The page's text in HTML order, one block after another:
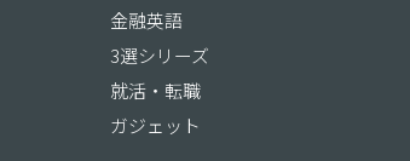
金融英語
3選シリーズ
就活・転職
ガジェット